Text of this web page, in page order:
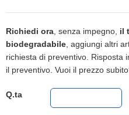
Richiedi ora, senza impegno, il
biodegradabile, aggiungi altri
richiesta di preventivo. Risposta
il preventivo. Vuoi il prezzo
Q.ta